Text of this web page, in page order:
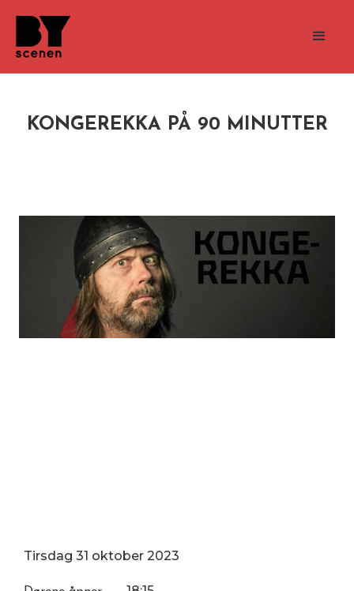
KONGEREKKA PÅ 90 MINUTTER
Tirsdag 31 oktober 2023